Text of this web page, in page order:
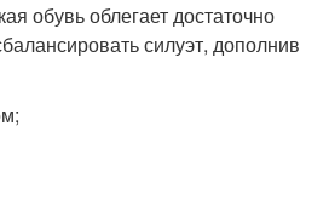
обувь облегает достаточно
силуэт, дополнив